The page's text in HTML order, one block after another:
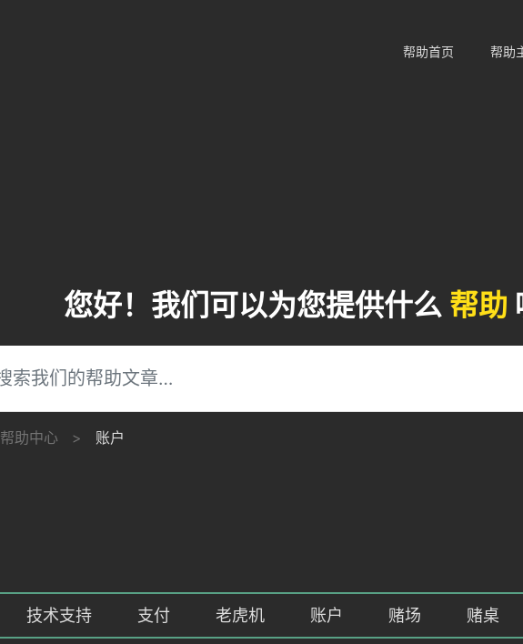
帮助首页 帮助
您好！我们可以为您提供什么 帮助
帮助中心 > 账户
技术支持 支付 老虎机 账户 赌场 赌桌